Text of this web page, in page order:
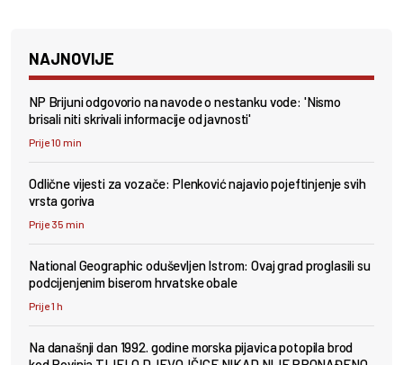
NAJNOVIJE
NP Brijuni odgovorio na navode o nestanku vode: 'Nismo
brisali niti skrivali informacije od javnosti'
Prije 10 min
Odlične vijesti za vozače: Plenković najavio pojeftinjenje svih
vrsta goriva
Prije 35 min
National Geographic oduševljen Istrom: Ovaj grad proglasili su
podcijenjenim biserom hrvatske obale
Prije 1 h
Na današnji dan 1992. godine morska pijavica potopila brod